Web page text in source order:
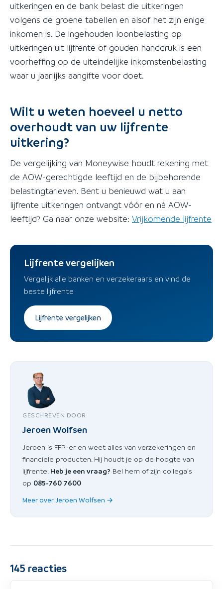
uitkeringen en de bank belast die uitkeringen
volgens de groene tabellen en alsof het zijn enige
inkomen is. De ingehouden loonbelasting op
uitkeringen uit lijfrente of gouden handdruk is een
voorheffing op de uiteindelijke inkomstenbelasting
waar u jaarlijks aangifte voor doet.
Wilt u weten hoeveel u netto
overhoudt van uw lijfrente
uitkering?
De vergelijking van Moneywise houdt rekening met
de AOW-gerechtigde leeftijd en de bijbehorende
belastingtarieven. Bent u benieuwd wat u aan
lijfrente uitkeringen ontvangt vóór en ná AOW-
leeftijd? Ga naar onze website: Vrijkomende lijfrente
Lijfrente vergelijken
Vergelijk alle banken en verzekeraars en vind de
beste lijfrente
Lijfrente vergelijken
GESCHREVEN DOOR
Jeroen Wolfsen
Jeroen is FFP-er en weet alles van verzekeringen en
financiele producten. Hij houdt je op de hoogte van
lijfrente. Heb je een vraag? Bel hem of zijn collega's
op 085-760 7600
Meer over Jeroen Wolfsen →
145 reacties